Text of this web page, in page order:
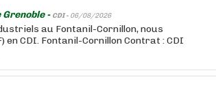
- CDI - 06/08/2026
au Fontanil-Cornillon, nous
en CDI. Fontanil-Cornillon Contrat : CDI